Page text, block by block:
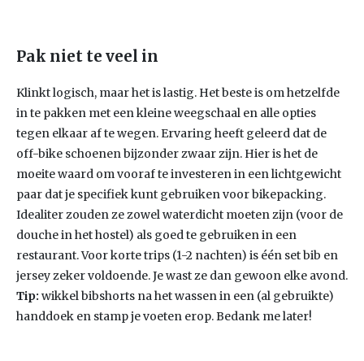
Pak niet te veel in
Klinkt logisch, maar het is lastig. Het beste is om hetzelfde
in te pakken met een kleine weegschaal en alle opties
tegen elkaar af te wegen. Ervaring heeft geleerd dat de
off-bike schoenen bijzonder zwaar zijn. Hier is het de
moeite waard om vooraf te investeren in een lichtgewicht
paar dat je specifiek kunt gebruiken voor bikepacking.
Idealiter zouden ze zowel waterdicht moeten zijn (voor de
douche in het hostel) als goed te gebruiken in een
restaurant. Voor korte trips (1-2 nachten) is één set bib en
jersey zeker voldoende. Je wast ze dan gewoon elke avond.
Tip: wikkel bibshorts na het wassen in een (al gebruikte)
handdoek en stamp je voeten erop. Bedank me later!